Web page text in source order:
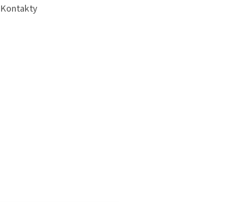
Kontakty